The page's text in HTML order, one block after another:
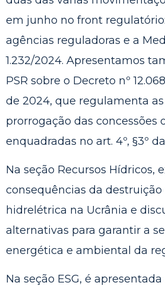
em junho no front
agências reguladoras e a
1.232/2024. Apresentamos
PSR sobre o Decreto nº
de 2024, que regulamenta
prorrogação das concessões
enquadradas no art. 4º, §3º
Na seção Recursos Hídricos,
consequências da
hidrelétrica na Ucrânia e
alternativas para garantir a
energética e ambiental da
Na seção ESG, é